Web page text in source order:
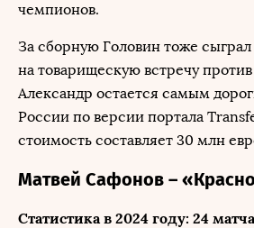
чемпионов.
За сборную Головин тоже
на товарищескую встречу
Александр остается самым
России по версии портала
стоимость составляет 30 млн
Матвей Сафонов –
Статистика в 2024 году: 24 матча